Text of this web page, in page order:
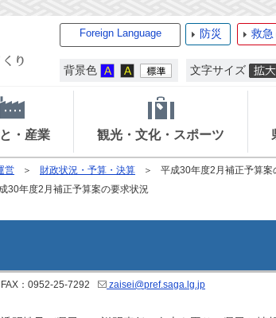
Foreign Language 防災 救急
背景色 文字サイズ
・産業 観光・文化・スポーツ
営 財政状況・予算・決算
平成30年度2月補正予算案
30年度2月補正予算案の要求状況
FAX：0952-25-7292 zaisei@pref.saga.lg.jp